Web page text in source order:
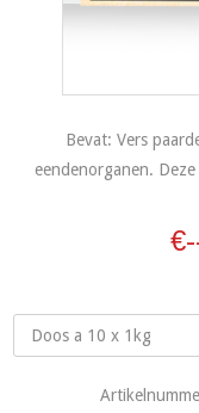
Bevat: Vers
eendenorganen.